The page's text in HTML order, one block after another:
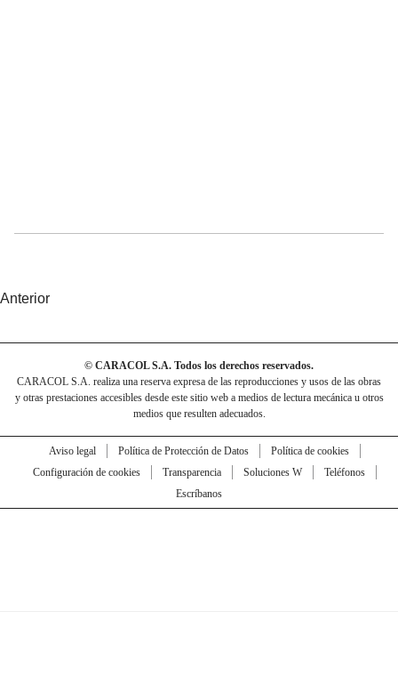
Anterior
© CARACOL S.A. Todos los derechos reservados.
CARACOL S.A. realiza una reserva expresa de las reproducciones y usos de las obras
y otras prestaciones accesibles desde este sitio web a medios de lectura mecánica u otros
medios que resulten adecuados.
Aviso legal Política de Protección de Datos
Política de cookies
Configuración de cookies
Transparencia Soluciones W
Teléfonos
Escríbanos